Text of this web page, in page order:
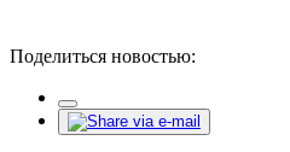
Поделиться новостью: